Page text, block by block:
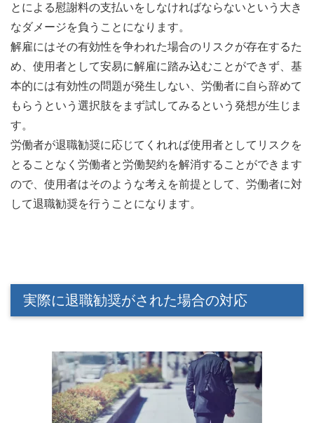
とによる慰謝料の支払いをしなければならないという大き
なダメージを負うことになります。
解雇にはその有効性を争われた場合のリスクが存在するた
め、使用者として安易に解雇に踏み込むことができず、基
本的には有効性の問題が発生しない、労働者に自ら辞めて
もらうという選択肢をまず試してみるという発想が生じま
す。
労働者が退職勧奨に応じてくれれば使用者としてリスクを
とることなく労働者と労働契約を解消することができます
ので、使用者はそのような考えを前提として、労働者に対
して退職勧奨を行うことになります。
実際に退職勧奨がされた場合の対応